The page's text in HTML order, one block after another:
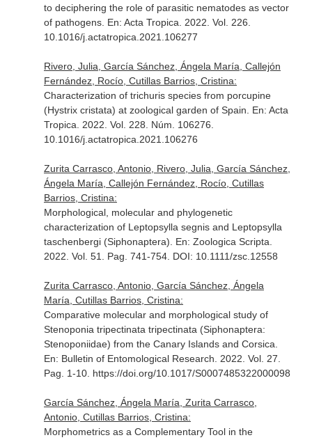
to deciphering the role of parasitic nematodes as vector
of pathogens. En: Acta Tropica . 2022. Vol. 226.
10.1016/j.actatropica.2021.106277
Rivero, Julia, García Sánchez, Ángela María, Callejón
Fernández, Rocío, Cutillas Barrios, Cristina:
Characterization of trichuris species from porcupine
(Hystrix cristata) at zoological garden of Spain. En: Acta
Tropica . 2022. Vol. 228. Núm. 106276.
10.1016/j.actatropica.2021.106276
Zurita Carrasco, Antonio, Rivero, Julia, García Sánchez,
Ángela María, Callejón Fernández, Rocío, Cutillas
Barrios, Cristina:
Morphological, molecular and phylogenetic
characterization of Leptopsylla segnis and Leptopsylla
taschenbergi (Siphonaptera). En: Zoologica Scripta
2022. Vol. 51. Pag. 741-754. DOI: 10.1111/zsc.12558
Zurita Carrasco, Antonio, García Sánchez, Ángela
María, Cutillas Barrios, Cristina:
Comparative molecular and morphological study of
Stenoponia tripectinata tripectinata (Siphonaptera:
Stenoponiidae) from the Canary Islands and Corsica.
En: Bulletin of Entomological Research . 2022. Vol. 27.
Pag. 1-10. https://doi.org/10.1017/S0007485322000098
García Sánchez, Ángela María, Zurita Carrasco,
Antonio, Cutillas Barrios, Cristina:
Morphometrics as a Complementary Tool in the